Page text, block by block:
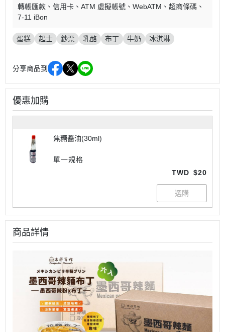
轉帳匯款
信用卡 ATM 虛擬帳號 WebATM
超商條碼
7-11 iBon
蛋糕 起士 鈔票 乳酪 布丁 牛奶 冰淇淋
分享商品到
優惠加購
焦糖醬油(30ml)
單一規格
TWD $20
商品詳情